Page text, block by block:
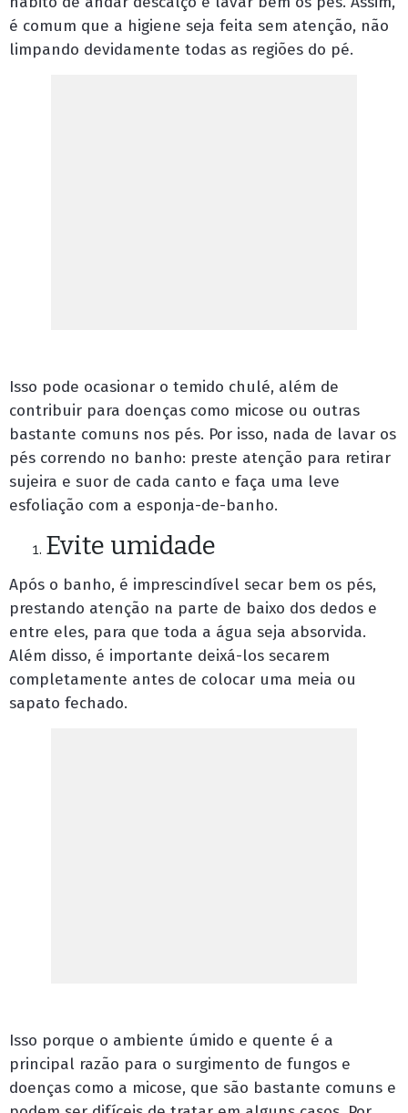
é comum que a higiene seja feita sem atenção, não
limpando devidamente todas as regiões do pé.
Isso pode ocasionar o temido chulé, além de
contribuir para doenças como micose ou outras
bastante comuns nos pés. Por isso, nada de lavar os
pés correndo no banho: preste atenção para retirar
sujeira e suor de cada canto e faça uma leve
esfoliação com a esponja-de-banho.
Evite umidade
Após o banho, é imprescindível secar bem os pés,
prestando atenção na parte de baixo dos dedos e
entre eles, para que toda a água seja absorvida.
Além disso, é importante deixá-los secarem
completamente antes de colocar uma meia ou
sapato fechado.
Isso porque o ambiente úmido e quente é a
principal razão para o surgimento de fungos e
doenças como a micose, que são bastante comuns e